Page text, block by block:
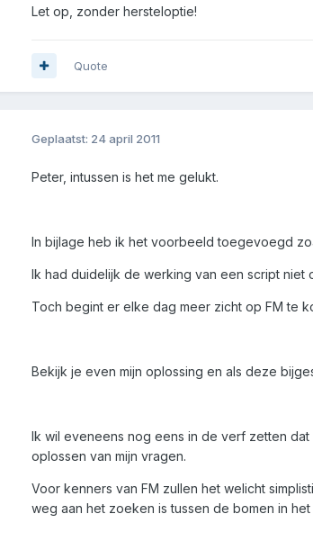
Let op, zonder hersteloptie!
Quote
Geplaatst: 24 april 2011
Peter, intussen is het me gelukt.
In bijlage heb ik het voorbeeld toegevoegd
Ik had duidelijk de werking van een script niet
Toch begint er elke dag meer zicht op FM te
Bekijk je even mijn oplossing en als deze
Ik wil eveneens nog eens in de verf zetten
oplossen van mijn vragen.
Voor kenners van FM zullen het welicht
weg aan het zoeken is tussen de bomen in